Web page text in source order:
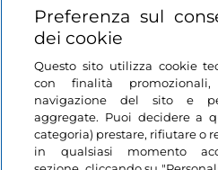
Login
Restiamo in contatto
Preferenza sul
dei cookie
Questo sito utilizza cookie
con finalità
navigazione del sito e
aggregate. Puoi decidere a
categoria) prestare, rifiutare o
in qualsiasi momento